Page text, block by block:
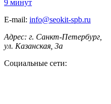
9 минут
E-mail: info@seokit-spb.ru
Aдрес: г. Санкт-Петербург,
ул. Казанская, 3а
Социальные сети: